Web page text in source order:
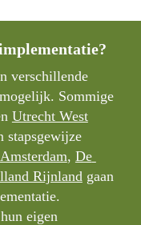
verschillende
Sommige
Utrecht West
stapsgewijze
Amsterdam, De
Rijnland gaan
eigen